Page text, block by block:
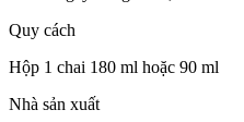
Quy cách
Hộp 1 chai 180 ml hoặc 90 ml
Nhà sản xuất